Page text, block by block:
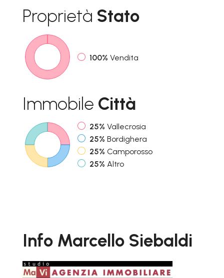
Proprietà Stato
100% Vendita
Immobile Città
25% Vallecrosia
25% Bordighera
25% Camporosso
25% Altro
Info Marcello Siebaldi